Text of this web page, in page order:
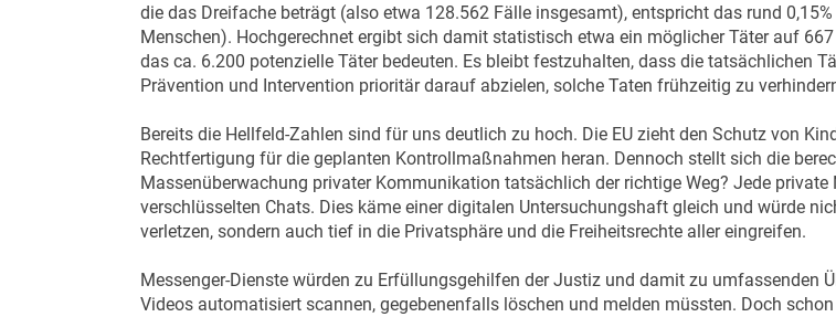
die das Dreifache beträgt (also etwa 128.562 Fälle insgesamt), entspricht das rund
Menschen). Hochgerechnet ergibt sich damit statistisch etwa ein möglicher Täter auf
das ca. 6.200 potenzielle Täter bedeuten. Es bleibt festzuhalten, dass die tatsächlichen
Prävention und Intervention prioritär darauf abzielen, solche Taten frühzeitig zu
Bereits die Hellfeld-Zahlen sind für uns deutlich zu hoch. Die EU zieht den Schutz von
Rechtfertigung für die geplanten Kontrollmaßnahmen heran. Dennoch stellt sich die
Massenüberwachung privater Kommunikation tatsächlich der richtige Weg? Jede
verschlüsselten Chats. Dies käme einer digitalen Untersuchungshaft gleich und würde
verletzen, sondern auch tief in die Privatsphäre und die Freiheitsrechte aller eingreifen.
Messenger-Dienste würden zu Erfüllungsgehilfen der Justiz und damit zu umfassenden
Videos automatisiert scannen, gegebenenfalls löschen und melden müssten. Doch